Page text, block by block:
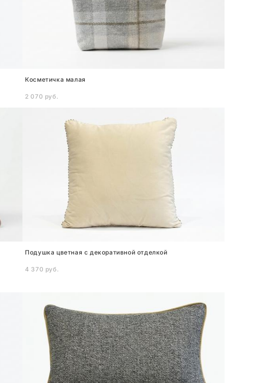
Косметичка малая
2 070 pуб.
Подушка цветная с декоративной отделкой
4 370 pуб.